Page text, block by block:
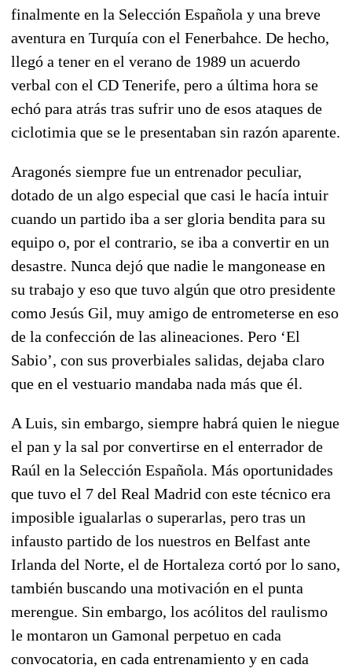
finalmente en la Selección Española y una breve
aventura en Turquía con el Fenerbahce. De hecho,
llegó a tener en el verano de 1989 un acuerdo
verbal con el CD Tenerife, pero a última hora se
echó para atrás tras sufrir uno de esos ataques de
ciclotimia que se le presentaban sin razón aparente.
Aragonés siempre fue un entrenador peculiar,
dotado de un algo especial que casi le hacía intuir
cuando un partido iba a ser gloria bendita para su
equipo o, por el contrario, se iba a convertir en un
desastre. Nunca dejó que nadie le mangonease en
su trabajo y eso que tuvo algún que otro presidente
como Jesús Gil, muy amigo de entrometerse en eso
de la confección de las alineaciones. Pero ‘El
Sabio’, con sus proverbiales salidas, dejaba claro
que en el vestuario mandaba nada más que él.
A Luis, sin embargo, siempre habrá quien le niegue
el pan y la sal por convertirse en el enterrador de
Raúl en la Selección Española. Más oportunidades
que tuvo el 7 del Real Madrid con este técnico era
imposible igualarlas o superarlas, pero tras un
infausto partido de los nuestros en Belfast ante
Irlanda del Norte, el de Hortaleza cortó por lo sano,
también buscando una motivación en el punta
merengue. Sin embargo, los acólitos del raulismo
le montaron un Gamonal perpetuo en cada
convocatoria, en cada entrenamiento y en cada